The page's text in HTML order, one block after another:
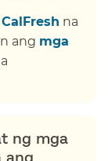
na
ang mga
ng mga
ang